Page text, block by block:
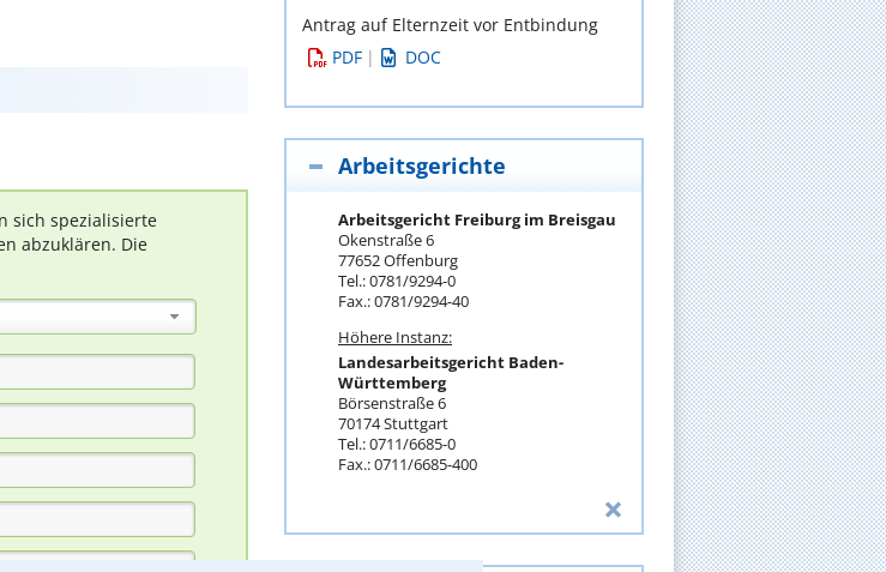
sich spezialisierte
abzuklären. Die
Antrag auf Elternzeit vor Entbindung
PDF | DOC
Arbeitsgerichte
Arbeitsgericht Freiburg im Breisgau
Okenstraße 6
77652 Offenburg
Tel.: 0781/9294-0
Fax.: 0781/9294-40
Höhere Instanz:
Landesarbeitsgericht Baden-
Württemberg
Börsenstraße 6
70174 Stuttgart
Tel.: 0711/6685-0
Fax.: 0711/6685-400